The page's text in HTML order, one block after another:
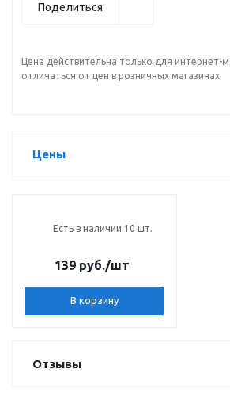
Поделиться
Цена действительна только для интернет-
отличаться от цен в розничных магазинах
Цены
Есть в наличии 10 шт.
139 руб./шт
В корзину
Отзывы